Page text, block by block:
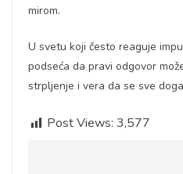
mirom.
U svetu koji često reaguje
podseća da pravi odgovor
strpljenje i vera da se sve
Post Views: 3,577